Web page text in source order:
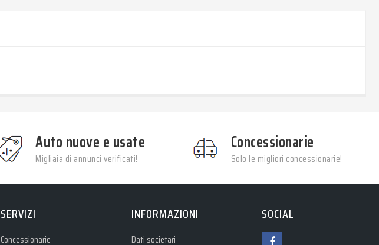
Auto nuove e usate
Migliaia di annunci verificati!
Concessionarie
Solo le migliori concessionarie!
SERVIZI
Concessionarie
INFORMAZIONI
Dati societari
SOCIAL